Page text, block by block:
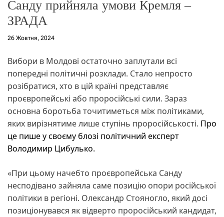
Санду прийняла умови Кремля –
ЗРАДА
26 Жовтня, 2024
Вибори в Молдові остаточно заплутали всі
попередні політичні розклади. Стало непросто
розібратися, хто в цій країні представляє
проєвропейські або проросійські сили. Зараз
основна боротьба точитиметься між політиками,
яких вирізнятиме лише ступінь проросійськості. Про
це пише у своєму блозі політичний експерт
Володимир Цибулько.
«При цьому начебто проєвропейська Санду
несподівано зайняла саме позицію опори російської
політики в регіоні. Олександр Стояногло, який досі
позиціонувався як відверто проросійський кандидат,